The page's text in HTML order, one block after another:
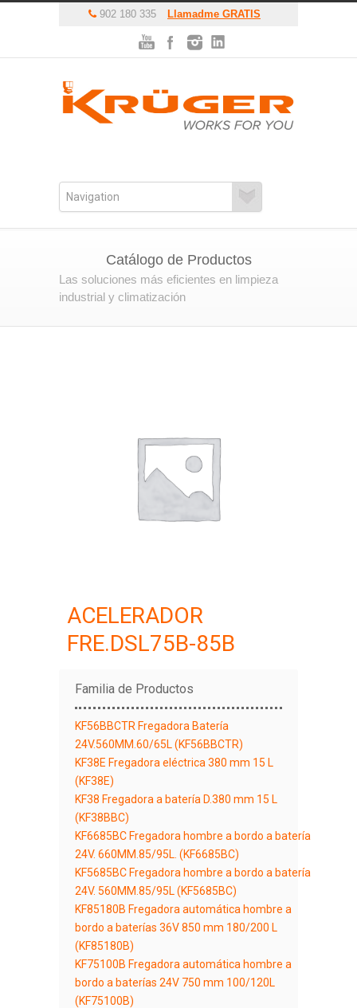
902 180 335 Llamadme GRATIS
Catálogo de Productos
Las soluciones más eficientes en limpieza
industrial y climatización
ACELERADOR
FRE.DSL75B-85B
Familia de Productos
KF56BBCTR Fregadora Batería
24V.560MM.60/65L (KF56BBCTR)
KF38E Fregadora eléctrica 380 mm 15 L
(KF38E)
KF38 Fregadora a batería D.380 mm 15 L
(KF38BBC)
KF6685BC Fregadora hombre a bordo a batería
24V. 660MM.85/95L. (KF6685BC)
KF5685BC Fregadora hombre a bordo a batería
24V. 560MM.85/95L (KF5685BC)
KF85180B Fregadora automática hombre a
bordo a baterías 36V 850 mm 180/200 L
(KF85180B)
KF75100B Fregadora automática hombre a
bordo a baterías 24V 750 mm 100/120L
(KF75100B)